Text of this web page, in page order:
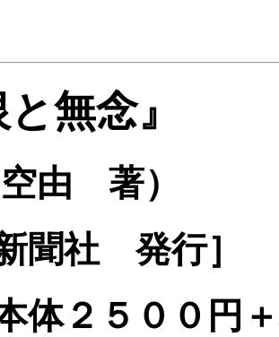
と無念』
空由 著）
聞社 発行］
体２５００円